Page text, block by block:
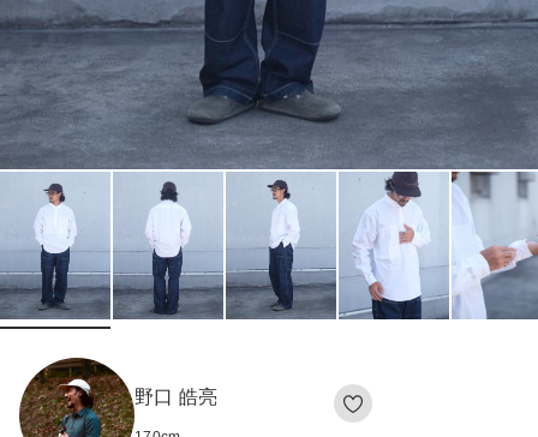
野口 皓亮